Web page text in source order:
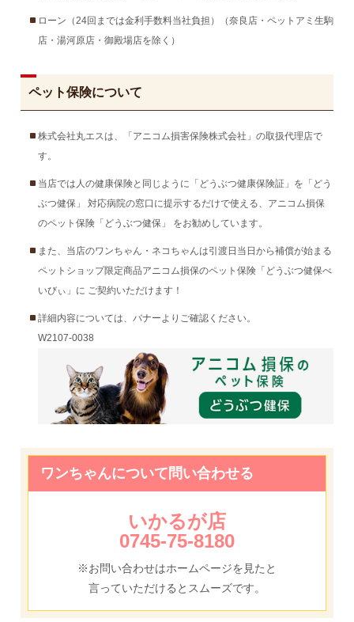
ローン（24回までは金利手数料当社負担）（奈良店・ペットアミ生駒
店・湯河原店・御殿場店を除く）
ペット保険について
株式会社丸エスは、「アニコム損害保険株式会社」の取扱代理店で
す。
当店では人の健康保険と同じように「どうぶつ健康保険証」を「どう
ぶつ健保」 対応病院の窓口に提示するだけで使える、アニコム損保
のペット保険「どうぶつ健保」 をお勧めしています。
また、当店のワンちゃん・ネコちゃんは引渡日当日から補償が始まる
ペットショップ限定商品アニコム損保のペット保険「どうぶつ健保べ
いびぃ」に ご契約いただけます！
詳細内容については、バナーよりご確認ください。
W2107-0038
ワンちゃんについて問い合わせる
いかるが店
0745-75-8180
※お問い合わせはホームページを見たと
言っていただけるとスムーズです。